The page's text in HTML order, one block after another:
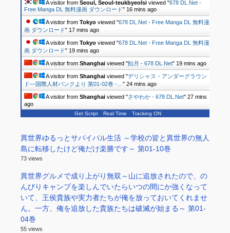
A visitor from Seoul, Seoul-teukbyeolsi viewed "678 DL.Net -
Free Manga DL 無料漫画 ダウンロード" 16 mins ago
A visitor from Tokyo viewed "678 DL.Net - Free Manga DL 無料漫
画 ダウンロード" 17 mins ago
A visitor from Tokyo viewed "678 DL.Net - Free Manga DL 無料漫
画 ダウンロード" 19 mins ago
A visitor from Shanghai viewed "飴月 - 678 DL.Net" 19 mins ago
A visitor from Shanghai viewed "デリシャス・アンダーグラウン
ド―国際人材バンクより 第01-02巻 -… " 24 mins ago
A visitor from Shanghai viewed "さやわか - 678 DL.Net" 27 mins
ago
Get Script Real Time Tracking ON
異世界ゆるっとサバイバル生活 ～学校の皆と異世界の無人
島に転移したけど俺だけ楽勝です～ 第01-10巻
73 views
異世界グルメで成り上がり無双～山に追放されたので、の
んびりキャンプを楽しんでいたらいつの間にか強くなって
いて、王侯貴族や実力者たちが俺を放っておいてくれませ
ん。一方、俺を追放した貴族たちは破滅が始まる～ 第01-
04巻
55 views